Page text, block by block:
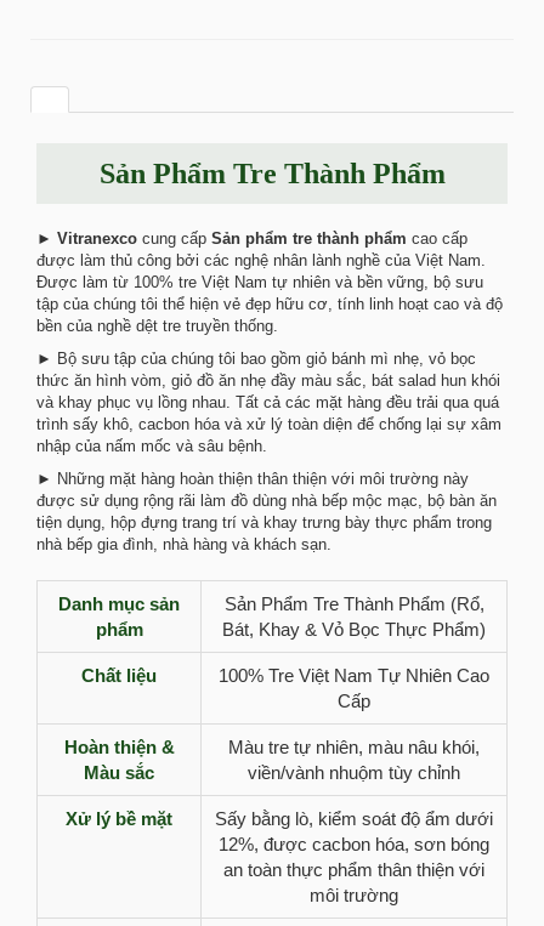
Sản Phẩm Tre Thành Phẩm
► Vitranexco cung cấp Sản phẩm tre thành phẩm cao cấp
được làm thủ công bởi các nghệ nhân lành nghề của Việt Nam.
Được làm từ 100% tre Việt Nam tự nhiên và bền vững, bộ sưu
tập của chúng tôi thể hiện vẻ đẹp hữu cơ, tính linh hoạt cao và độ
bền của nghề dệt tre truyền thống.
► Bộ sưu tập của chúng tôi bao gồm giỏ bánh mì nhẹ, vỏ bọc
thức ăn hình vòm, giỏ đồ ăn nhẹ đầy màu sắc, bát salad hun khói
và khay phục vụ lồng nhau. Tất cả các mặt hàng đều trải qua quá
trình sấy khô, cacbon hóa và xử lý toàn diện để chống lại sự xâm
nhập của nấm mốc và sâu bệnh.
► Những mặt hàng hoàn thiện thân thiện với môi trường này
được sử dụng rộng rãi làm đồ dùng nhà bếp mộc mạc, bộ bàn ăn
tiện dụng, hộp đựng trang trí và khay trưng bày thực phẩm trong
nhà bếp gia đình, nhà hàng và khách sạn.
Danh mục sản
phẩm
Sản Phẩm Tre Thành Phẩm (Rổ,
Bát, Khay & Vỏ Bọc Thực Phẩm)
Chất liệu
100% Tre Việt Nam Tự Nhiên Cao
Cấp
Hoàn thiện &
Màu sắc
Màu tre tự nhiên, màu nâu khói,
viền/vành nhuộm tùy chỉnh
Xử lý bề mặt
Sấy bằng lò, kiểm soát độ ẩm dưới
12%, được cacbon hóa, sơn bóng
an toàn thực phẩm thân thiện với
môi trường